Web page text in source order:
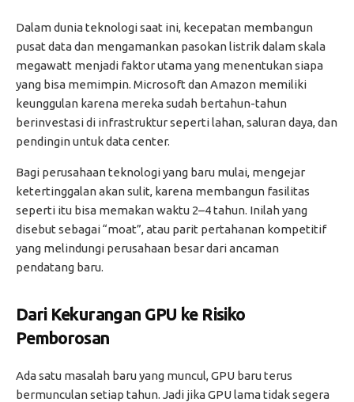
Dalam dunia teknologi saat ini, kecepatan membangun
pusat data dan mengamankan pasokan listrik dalam skala
megawatt menjadi faktor utama yang menentukan siapa
yang bisa memimpin. Microsoft dan Amazon memiliki
keunggulan karena mereka sudah bertahun-tahun
berinvestasi di infrastruktur seperti lahan, saluran daya, dan
pendingin untuk data center.
Bagi perusahaan teknologi yang baru mulai, mengejar
ketertinggalan akan sulit, karena membangun fasilitas
seperti itu bisa memakan waktu 2–4 tahun. Inilah yang
disebut sebagai “moat”, atau parit pertahanan kompetitif
yang melindungi perusahaan besar dari ancaman
pendatang baru.
Dari Kekurangan GPU ke Risiko
Pemborosan
Ada satu masalah baru yang muncul, GPU baru terus
bermunculan setiap tahun. Jadi jika GPU lama tidak segera